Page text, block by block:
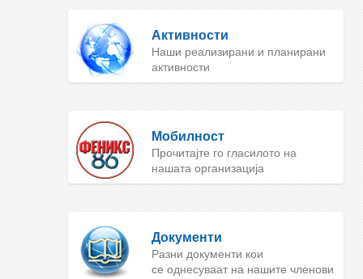
Активности
Наши реализирани и планирани
активности
Мобилност
Прочитајте го гласилото на
нашата организација
Документи
Разни документи кои
се однесуваат на нашите членови